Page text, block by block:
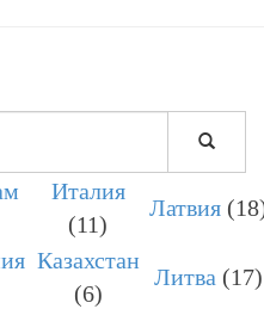
ПОИСК
Италия
(11)
Латвия
Казахстан
(6)
Литва (17)